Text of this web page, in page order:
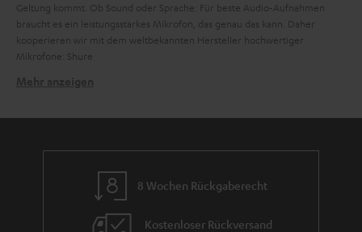
Geltung kommt. Ob Sound oder Sprache: Für beste Audio-Aufnahmen
braucht es ein leistungsstarkes Mikrofon, das genau das kann. Daher
kooperieren wir mit dem weltbekannten Hersteller hochwertiger
Mikrofone: Shure
aufzeichnen und wiedergeben. Diese Aufgabe ist allerdings nicht simpel,
denn Mikrofone müssen in einem großen Frequenzbereich arbeiten. Zum
80 bis 12.000 Hz. Bei Musik und Sound fällt der Frequenzbereich
8 Wochen Rückgaberecht
Kostenloser Rückversand